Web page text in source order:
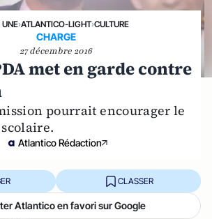
›ATLANTICO-LIGHT›CULTURE
CHARGE
27 décembre 2016
met en garde contre
pourrait encourager le
Atlantico Rédaction
CLASSER
Atlantico en favori sur Google